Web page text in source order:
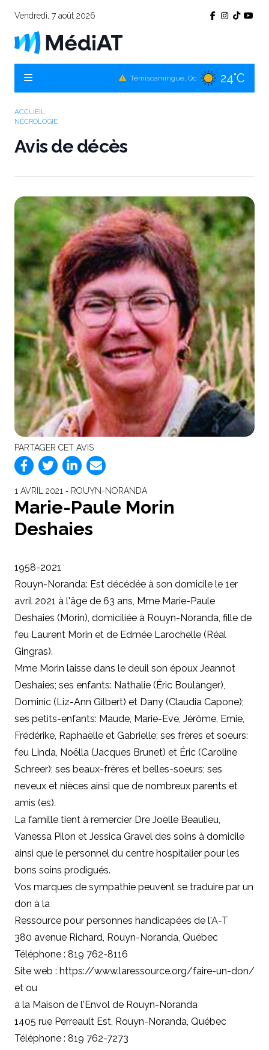
Vendredi, 7 août 2026
La Sarre, Qc 24°C
ACCUEIL
NÉCROLOGIE
Avis de décès
PARTAGER CET AVIS
1 AVRIL 2021 ‐ ROUYN-NORANDA
Marie-Paule Morin
Deshaies
1958-2021
Rouyn-Noranda: Est décédée à son domicile le 1er
avril 2021 à l'âge de 63 ans, Mme Marie-Paule
Deshaies (Morin), domiciliée à Rouyn-Noranda, fille de
feu Laurent Morin et de Edmée Larochelle (Réal
Gingras).
Mme Morin laisse dans le deuil son époux Jeannot
Deshaies; ses enfants: Nathalie (Éric Boulanger),
Dominic (Liz-Ann Gilbert) et Dany (Claudia Capone);
ses petits-enfants: Maude, Marie-Eve, Jérôme, Emie,
Frédérike, Raphaëlle et Gabrielle; ses frères et soeurs:
feu Linda, Noëlla (Jacques Brunet) et Éric (Caroline
Schreer); ses beaux-frères et belles-soeurs; ses
neveux et nièces ainsi que de nombreux parents et
amis (es).
La famille tient à remercier Dre Joëlle Beaulieu,
Vanessa Pilon et Jessica Gravel des soins à domicile
ainsi que le personnel du centre hospitalier pour les
bons soins prodigués.
Vos marques de sympathie peuvent se traduire par un
don à la
Ressource pour personnes handicapées de l'A-T
380 avenue Richard, Rouyn-Noranda, Québec
Téléphone : 819 762-8116
Site web : https://www.laressource.org/faire-un-don/
et ou
à la Maison de l'Envol de Rouyn-Noranda
1405 rue Perreault Est, Rouyn-Noranda, Québec
Téléphone : 819 762-7273